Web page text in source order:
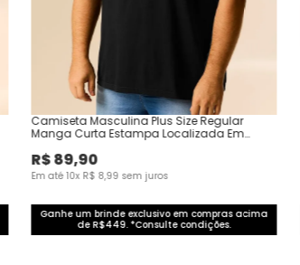
Camiseta Masculina Plus Size Regular
Manga Curta Estampa Localizada Em
R$89,90
Em até10x R$ 8,99 sem juros
Ganhe um brinde exclusivo em compras acima
de R$449. *Consulte condições.